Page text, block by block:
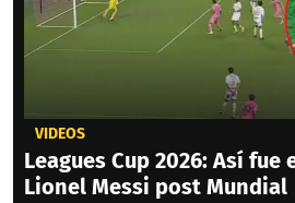
VIDEOS
Leagues Cup 2026: Así
Lionel Messi post Mundial